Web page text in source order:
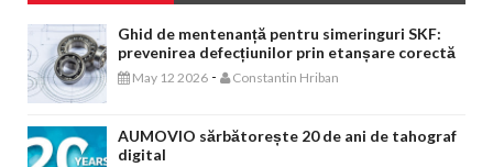
Ghid de mentenanță pentru simeringuri SKF:
prevenirea defecțiunilor prin etanșare corectă
May 12 2026 - Constantin Hriban
AUMOVIO sărbătorește 20 de ani de tahograf
digital